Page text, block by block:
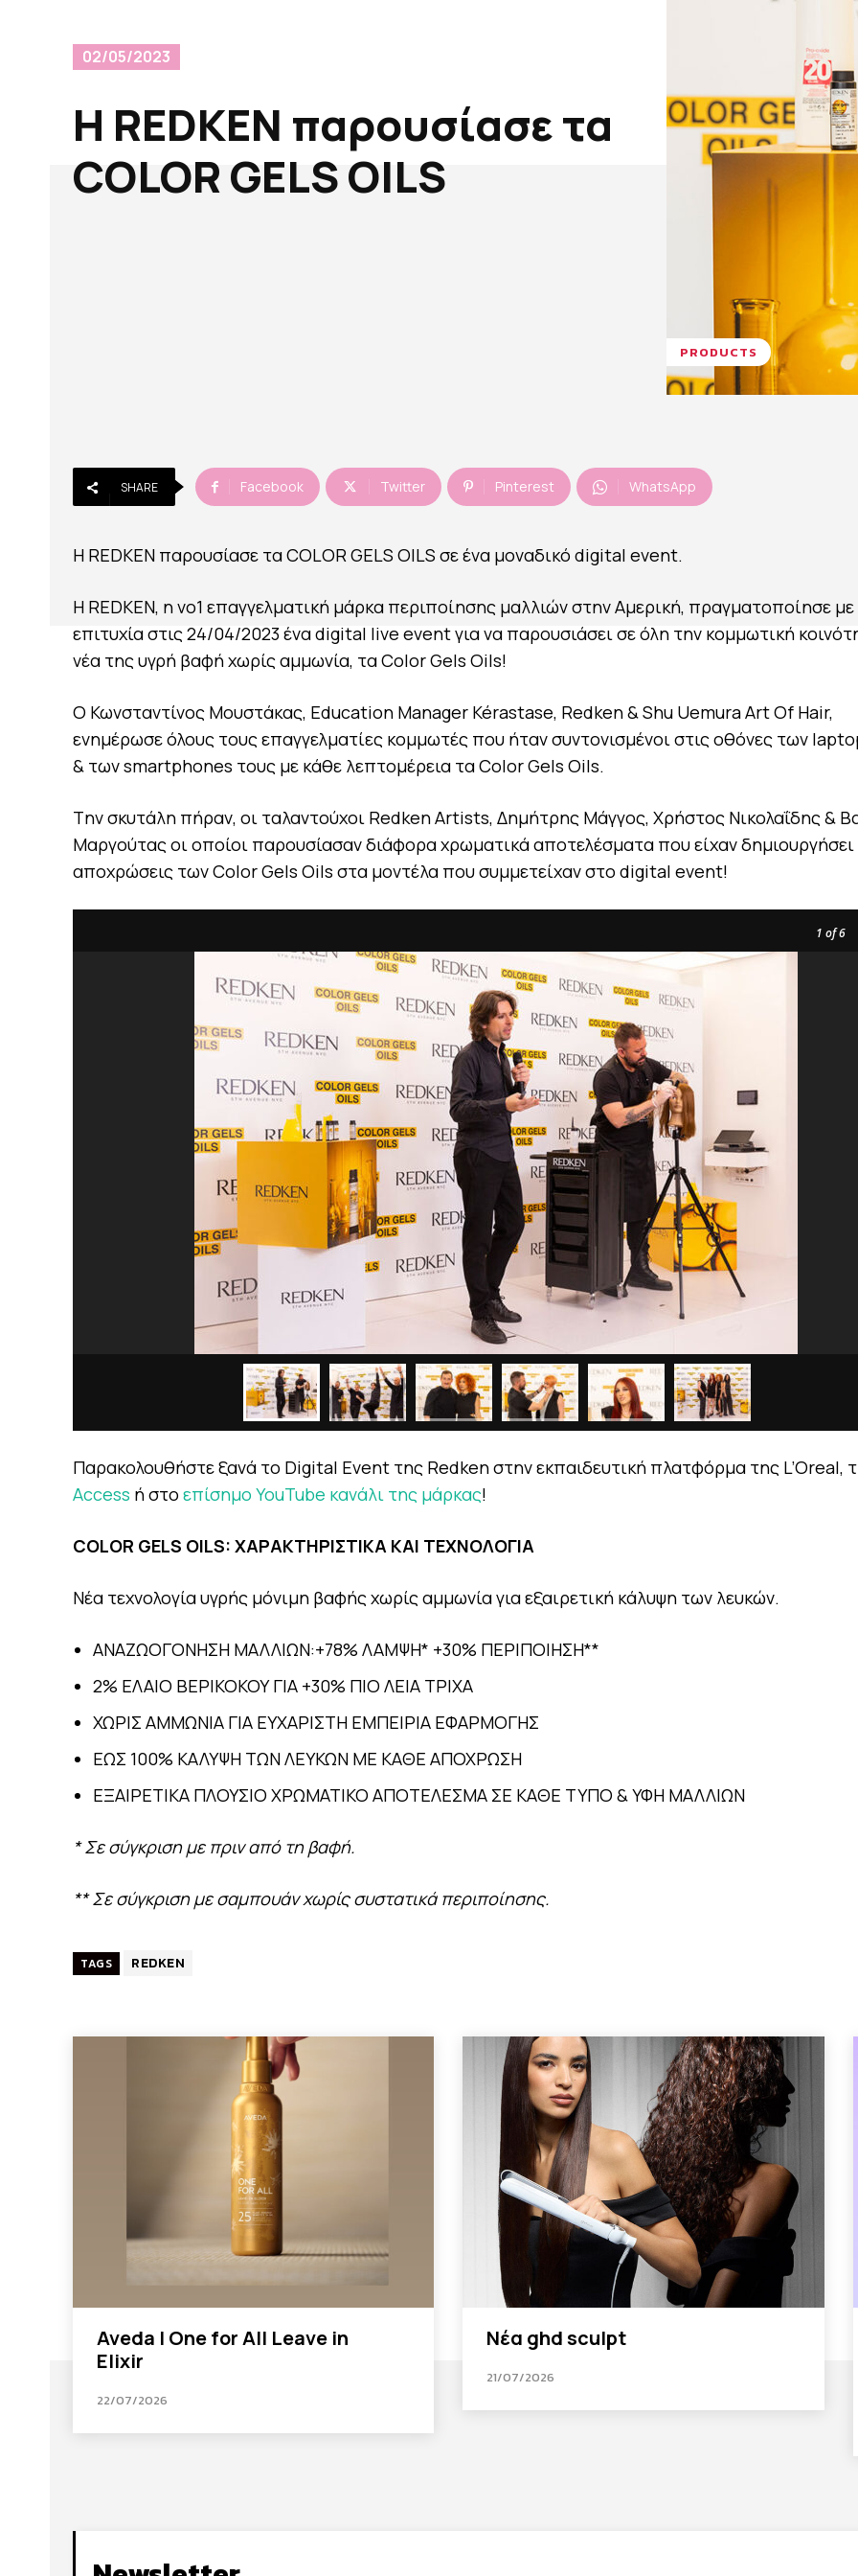
02/05/2023
H REDKEN παρουσίασε τα
COLOR GELS OILS
PRODUCTS
SHARE Facebook Twitter Pinterest WhatsApp
H REDKEN παρουσίασε τα COLOR GELS OILS σε ένα μοναδικό digital event.
H REDKEN, η νο1 επαγγελματική μάρκα περιποίησης μαλλιών στην Αμερική, πραγματοποίησε
επιτυχία στις 24/04/2023 ένα digital live event για να παρουσιάσει σε όλη την κομμωτική
νέα της υγρή βαφή χωρίς αμμωνία, τα Color Gels Oils!
O Κωνσταντίνος Μουστάκας, Education Manager Kérastase, Redken & Shu Uemura Art Of Hair,
ενημέρωσε όλους τους επαγγελματίες κομμωτές που ήταν συντονισμένοι στις οθόνες των
& των smartphones τους με κάθε λεπτομέρεια τα Color Gels Oils.
Tην σκυτάλη πήραν, οι ταλαντούχοι Redken Artists, Δημήτρης Μάγγος, Χρήστος Νικολαΐδης &
Μαργούτας οι οποίοι παρουσίασαν διάφορα χρωματικά αποτελέσματα που είχαν δημιουργήσει
αποχρώσεις των Color Gels Oils στα μοντέλα που συμμετείχαν στο digital event!
1 of 6
Παρακολουθήστε ξανά το Digital Event της Redken στην εκπαιδευτική πλατφόρμα της L’Oreal,
Αccess ή στο επίσημο YouTube κανάλι της μάρκας!
COLOR GELS OILS: ΧΑΡΑΚΤΗΡΙΣΤΙΚΑ ΚΑΙ ΤΕΧΝΟΛΟΓΙΑ
Νέα τεχνολογία υγρής μόνιμη βαφής χωρίς αμμωνία για εξαιρετική κάλυψη των λευκών.
ΑΝΑΖΩΟΓΟΝΗΣΗ ΜΑΛΛΙΩΝ:+78% ΛΑΜΨΗ* +30% ΠΕΡΙΠΟΙΗΣΗ**
2% ΕΛΑΙΟ ΒΕΡΙΚΟΚΟΥ ΓΙΑ +30% ΠΙΟ ΛΕΙΑ ΤΡΙΧΑ
ΧΩΡΙΣ ΑΜΜΩΝΙΑ ΓΙΑ ΕΥΧΑΡΙΣΤΗ ΕΜΠΕΙΡΙΑ ΕΦΑΡΜΟΓΗΣ
ΕΩΣ 100% ΚΑΛΥΨΗ ΤΩΝ ΛΕΥΚΩΝ ΜΕ ΚΑΘΕ ΑΠΟΧΡΩΣΗ
ΕΞΑΙΡΕΤΙΚΑ ΠΛΟΥΣΙΟ ΧΡΩΜΑΤΙΚΟ ΑΠΟΤΕΛΕΣΜΑ ΣΕ ΚΑΘΕ ΤΥΠΟ & ΥΦΗ ΜΑΛΛΙΩΝ
* Σε σύγκριση με πριν από τη βαφή.
** Σε σύγκριση με σαμπουάν χωρίς συστατικά περιποίησης.
TAGS REDKEN
Aveda I One for All Leave in
Elixir
22/07/2026
Νέα ghd sculpt
21/07/2026